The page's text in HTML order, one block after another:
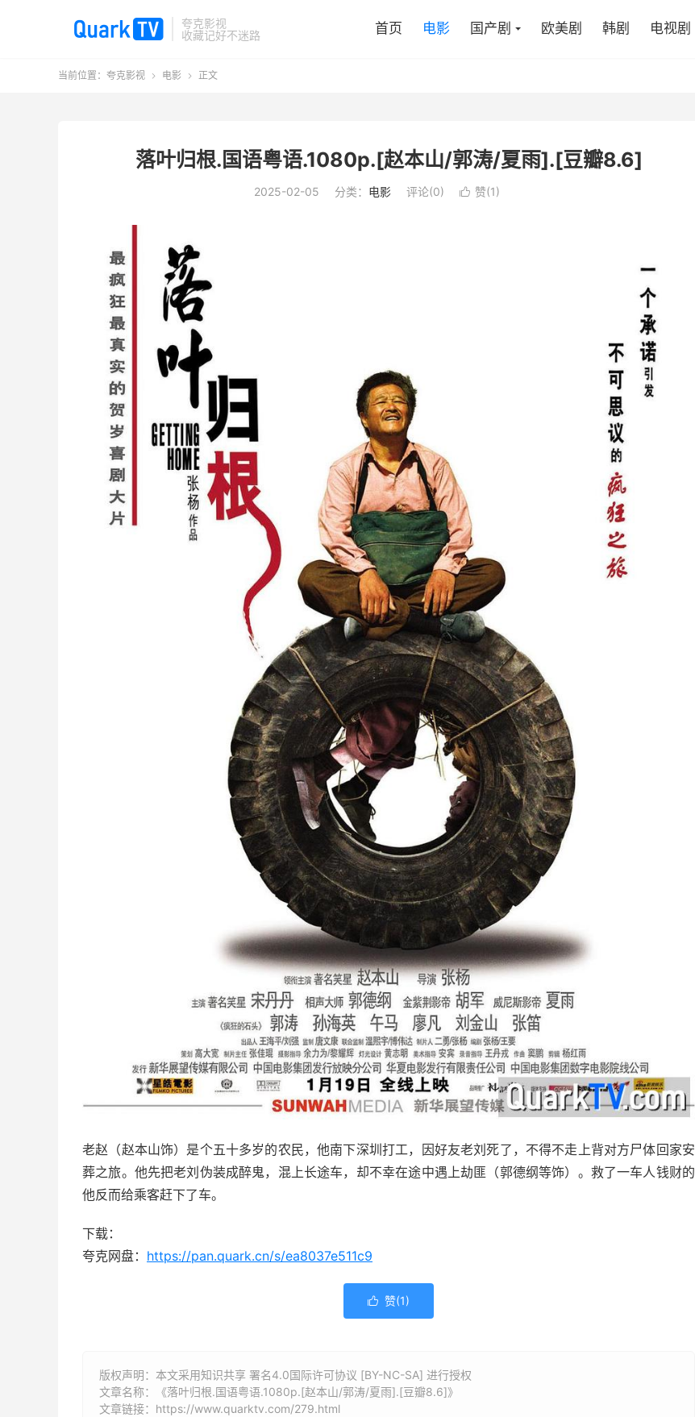
夸克影视
收藏记好不迷路
首页 电影 国产剧 欧美剧 韩剧 电视剧
当前位置： 夸克影视  电影  正文
落叶归根.国语粤语.1080p.[赵本山/郭涛/夏雨].[豆瓣8.6]
2025-02-05 分类： 电影 评论(0)  赞(1)
老赵（赵本山饰）是个五十多岁的农民，他南下深圳打工，因好友老刘死了，不得不走上背对方尸体回家安
葬之旅。他先把老刘伪装成醉鬼，混上长途车，却不幸在途中遇上劫匪（郭德纲等饰）。救了一车人钱财的
他反而给乘客赶下了车。
下载：
夸克网盘： https://pan.quark.cn/s/ea8037e511c9
 赞(1)
版权声明：本文采用知识共享 署名4.0国际许可协议 [BY-NC-SA] 进行授权
文章名称：《落叶归根.国语粤语.1080p.[赵本山/郭涛/夏雨].[豆瓣8.6]》
文章链接： https://www.quarktv.com/279.html